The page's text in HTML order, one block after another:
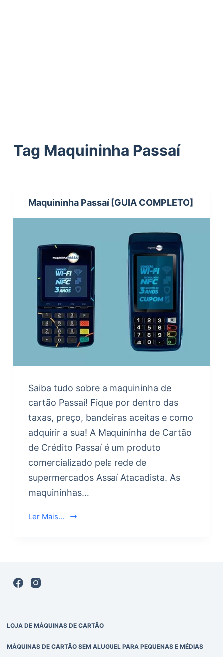
Tag Maquininha Passaí
Maquininha Passaí [GUIA COMPLETO]
Saiba tudo sobre a maquininha de
cartão Passaí! Fique por dentro das
taxas, preço, bandeiras aceitas e como
adquirir a sua! A Maquininha de Cartão
de Crédito Passaí é um produto
comercializado pela rede de
supermercados Assaí Atacadista. As
maquininhas…
Ler Mais...
LOJA DE MÁQUINAS DE CARTÃO
MÁQUINAS DE CARTÃO SEM ALUGUEL PARA PEQUENAS E MÉDIAS